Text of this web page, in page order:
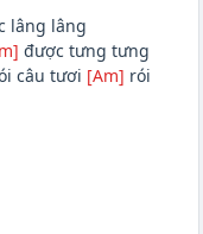
lâng lâng
được tưng tưng
câu tươi [Am] rói